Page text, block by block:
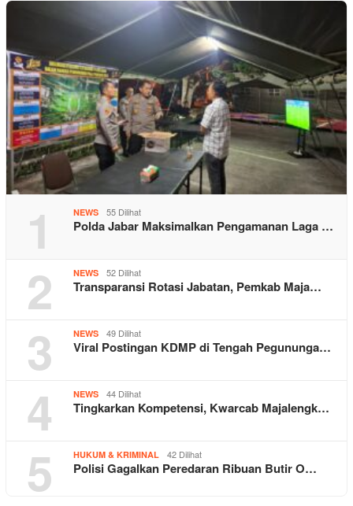
1 NEWS 55 Dilihat
Polda Jabar Maksimalkan Pengamanan Laga …
2 NEWS 52 Dilihat
Transparansi Rotasi Jabatan, Pemkab Maja…
3 NEWS 49 Dilihat
Viral Postingan KDMP di Tengah Pegununga…
4 NEWS 44 Dilihat
Tingkarkan Kompetensi, Kwarcab Majalengk…
5 HUKUM & KRIMINAL 42 Dilihat
Polisi Gagalkan Peredaran Ribuan Butir O…